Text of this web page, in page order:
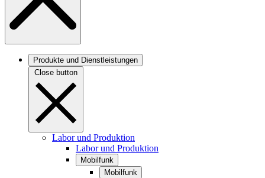
Produkte und Dienstleistungen
Close button
Labor und Produktion
Labor und Produktion
Mobilfunk
Mobilfunk